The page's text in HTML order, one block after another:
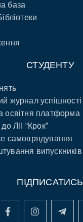
база
СТУДЕНТУ
журнал успішності
освітня платформа
ЛІІ “Крок”
самоврядування
випускників
ПІДПИСАТИСЬ